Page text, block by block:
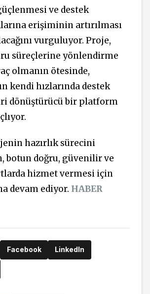
ve destek
erişiminin artırılması
vurguluyor. Proje,
süreçlerine yönlendirme
olmanın ötesinde,
kendi hızlarında destek
dönüştürücü bir platform
hazırlık sürecini
botun doğru, güvenilir ve
hizmet vermesi için
devam ediyor. HABER
Facebook LinkedIn